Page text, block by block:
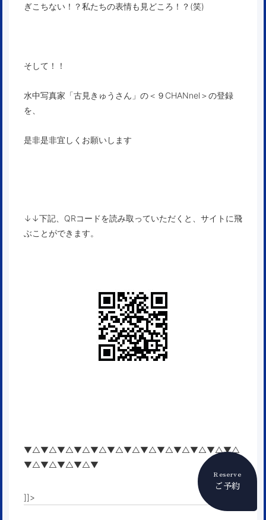
Reserve
ご予約
ぎこちない！？私たちの表情も見どころ！？(笑)
そして！！
水中写真家「古見きゅうさん」 の＜９CHANnel＞の登録
を、
是非是非宜しくお願いします
↓↓下記、QRコードを読み取っていただくと、サイトに飛
ぶことができます。
▼△▼△▼△▼△▼△▼△▼△▼△▼△▼△▼△▼△▼△
▼△▼△▼△▼△▼
]]>